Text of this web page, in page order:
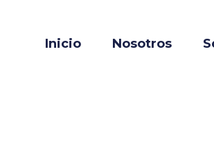
Inicio Nosotros